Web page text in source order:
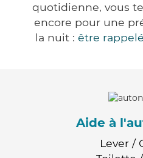
quotidienne, vous
encore pour une
la nuit : être
Aide à
Lever /